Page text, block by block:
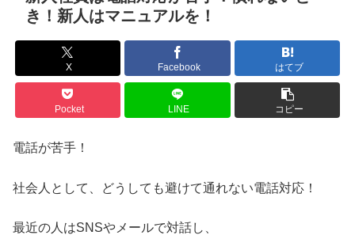
き！新人はマニュアルを！
X Facebook はてブ
Pocket LINE コピー
電話が苦手！
社会人として、どうしても避けて通れない電話対応！
最近の人はSNSやメールで対話し、